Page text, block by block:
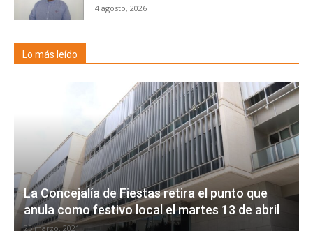
4 agosto, 2026
Lo más leído
La Concejalía de Fiestas retira el punto que
anula como festivo local el martes 13 de abril
25 marzo, 2021